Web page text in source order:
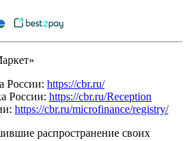
России: https://cbr.ru/
России: https://cbr.ru/Reception
https://cbr.ru/microfinance/registry/
распространение своих